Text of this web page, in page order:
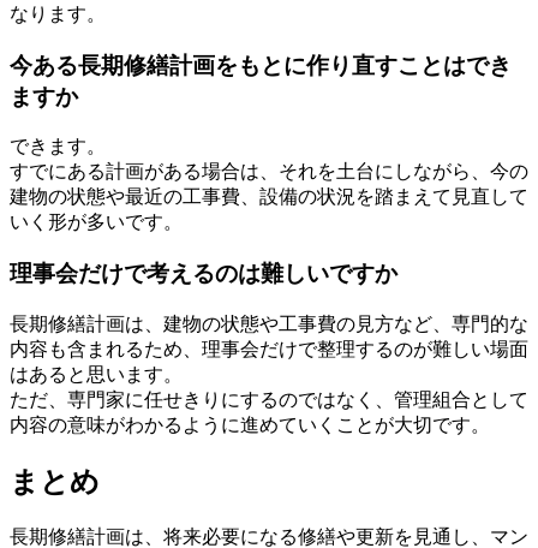
まず何から始めればよいですか
なります。
今ある長期修繕計画をもとに作り直すことはでき
ますか
できます。
すでにある計画がある場合は、それを土台にしながら、今の
建物の状態や最近の工事費、設備の状況を踏まえて見直して
いく形が多いです。
理事会だけで考えるのは難しいですか
長期修繕計画は、建物の状態や工事費の見方など、専門的な
内容も含まれるため、理事会だけで整理するのが難しい場面
はあると思います。
ただ、専門家に任せきりにするのではなく、管理組合として
内容の意味がわかるように進めていくことが大切です。
まとめ
長期修繕計画は、将来必要になる修繕や更新を見通し、マン